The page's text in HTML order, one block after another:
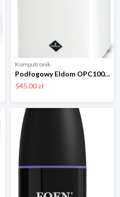
Komputronik
Podłogowy Eldom OPC1000N
545.00 zł